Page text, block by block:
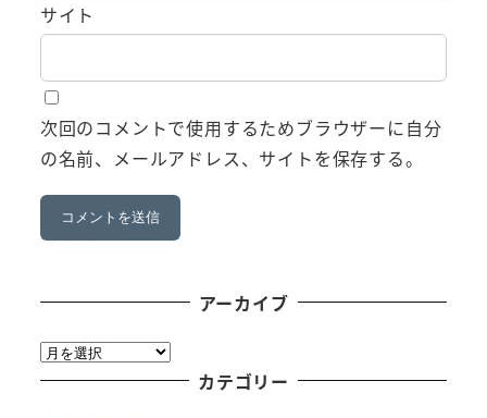
サイト
次回のコメントで使用するためブラウザーに自分
の名前、メールアドレス、サイトを保存する。
アーカイブ
ア
ー
カテゴリー